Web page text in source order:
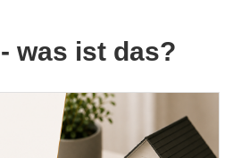
was ist das?